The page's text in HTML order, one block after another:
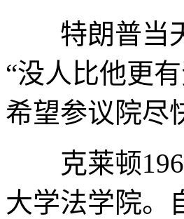
特朗普当天
“没人比他更
希望参议院尽
克莱顿1966
大学法学院。